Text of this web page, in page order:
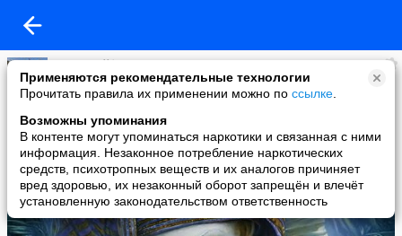
Применяются рекомендательные технологии
Прочитать правила их применении можно по ссылке
Возможны упоминания
В контенте могут упоминаться наркотики и связанная с ними
информация. Незаконное потребление наркотических
средств, психотропных веществ и их аналогов причиняет
вред здоровью, их незаконный оборот запрещён и влечёт
установленную законодательством ответственность
Анатолий*
added a photo
23 Apr в 14:51